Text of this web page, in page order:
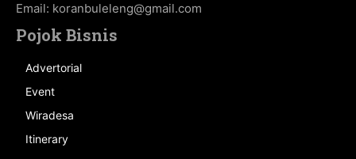
Email: koranbuleleng@gmail.com
Pojok Bisnis
Advertorial
Event
Wiradesa
Itinerary